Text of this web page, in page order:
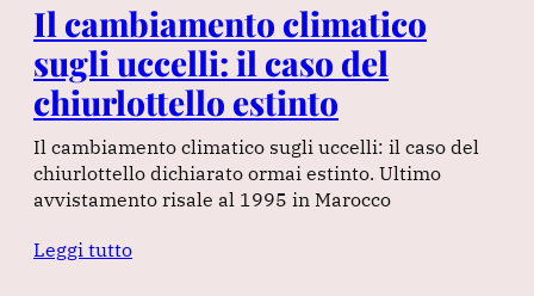
Il cambiamento climatico
sugli uccelli: il caso del
chiurlottello estinto
Il cambiamento climatico sugli uccelli: il caso del
chiurlottello dichiarato ormai estinto. Ultimo
avvistamento risale al 1995 in Marocco
Leggi tutto